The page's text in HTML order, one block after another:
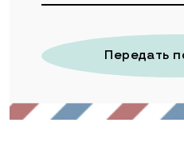
Передать